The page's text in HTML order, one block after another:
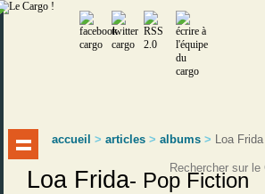
accueil >articles >albums > Loa Frida
Loa Frida- Pop Fiction